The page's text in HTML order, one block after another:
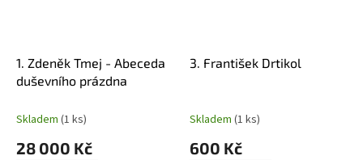
1. Zdeněk Tmej - Abeceda
duševního prázdna
Skladem (1 ks)
28 000 Kč
3. František Drtikol
Skladem (1 ks)
600 Kč